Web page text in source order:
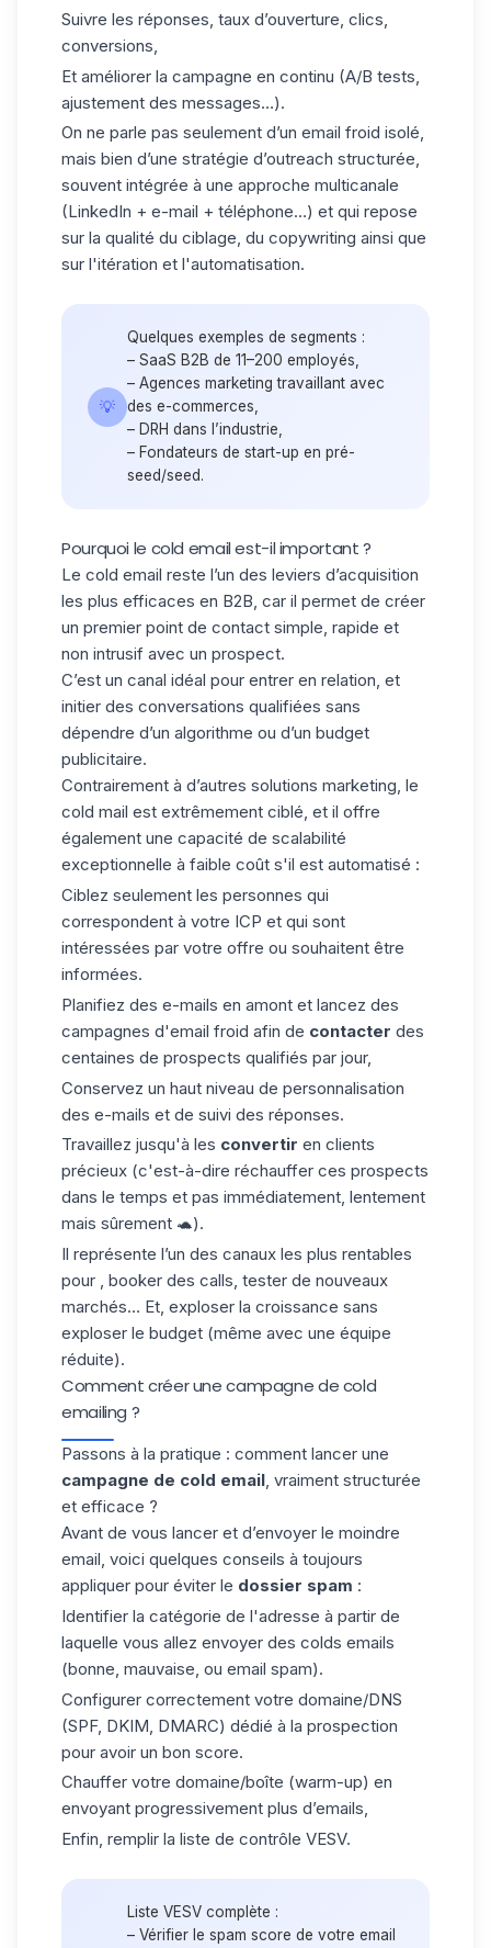
Suivre les réponses, taux d’ouverture, clics,
conversions,
Et améliorer la campagne en continu (A/B tests,
ajustement des messages…).
On ne parle pas seulement d’un email froid isolé,
mais bien d’une stratégie d’outreach structurée,
souvent intégrée à une approche multicanale
(LinkedIn + e-mail + téléphone…) et qui repose
sur la qualité du ciblage, du copywriting ainsi que
sur l'itération et l'automatisation.
💡
Quelques exemples de segments :
– SaaS B2B de 11–200 employés,
– Agences marketing travaillant avec
des e-commerces,
– DRH dans l’industrie,
– Fondateurs de start-up en pré-
seed/seed.
Pourquoi le cold email est-il important ?
Le cold email reste l’un des leviers d’acquisition
les plus efficaces en B2B, car il permet de créer
un premier point de contact simple, rapide et
non intrusif avec un prospect.
C’est un canal idéal pour entrer en relation, et
initier des conversations qualifiées sans
dépendre d’un algorithme ou d’un budget
publicitaire.
Contrairement à d’autres solutions marketing, le
cold mail est extrêmement ciblé, et il offre
également une capacité de scalabilité
exceptionnelle à faible coût s'il est automatisé :
Ciblez seulement les personnes qui
correspondent à votre ICP et qui sont
intéressées par votre offre ou souhaitent être
informées.
Planifiez des e-mails en amont et lancez des
campagnes d'email froid afin de contacter des
centaines de prospects qualifiés par jour,
Conservez un haut niveau de personnalisation
des e-mails et de suivi des réponses.
Travaillez jusqu'à les convertir en clients
précieux (c'est-à-dire réchauffer ces prospects
dans le temps et pas immédiatement, lentement
mais sûrement 🐢).
Il représente l’un des canaux les plus rentables
pour , booker des calls, tester de nouveaux
marchés… Et, exploser la croissance sans
exploser le budget (même avec une équipe
réduite).
Comment créer une campagne de cold
emailing ?
Passons à la pratique : comment lancer une
campagne de cold email, vraiment structurée
et efficace ?
Avant de vous lancer et d’envoyer le moindre
email, voici quelques conseils à toujours
appliquer pour éviter le dossier spam :
Identifier la catégorie de l'adresse à partir de
laquelle vous allez envoyer des colds emails
(bonne, mauvaise, ou email spam).
Configurer correctement votre domaine/DNS
(SPF, DKIM, DMARC) dédié à la prospection
pour avoir un bon score.
Chauffer votre domaine/boîte (warm-up) en
envoyant progressivement plus d’emails,
Enfin, remplir la liste de contrôle VESV.
Liste VESV complète :
– Vérifier le spam score de votre email